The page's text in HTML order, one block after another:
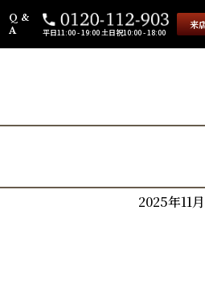
Q &
A
平日11:00 - 19:00 土日祝10:00 - 18:00
来
2025年11